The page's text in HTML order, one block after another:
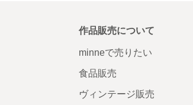
作品販売について
minneで売りたい
食品販売
ヴィンテージ販売